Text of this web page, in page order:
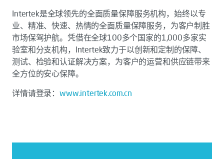
Intertek是全球领先的全面质量保障服务机构，始终以专
业、精准、快速、热情的全面质量保障服务，为客户制胜
市场保驾护航。凭借在全球100多个国家的1,000多家实
验室和分支机构，Intertek致力于以创新和定制的保障、
测试、检验和认证解决方案，为客户的运营和供应链带来
全方位的安心保障。
详情请登录：www.intertek.com.cn